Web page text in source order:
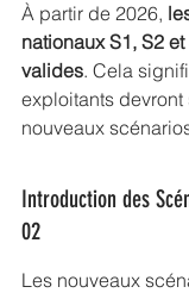
À partir de 2026,
nationaux S1, S2 et
valides. Cela
exploitants devront
nouveaux
Introduction des
02
Les nouveaux